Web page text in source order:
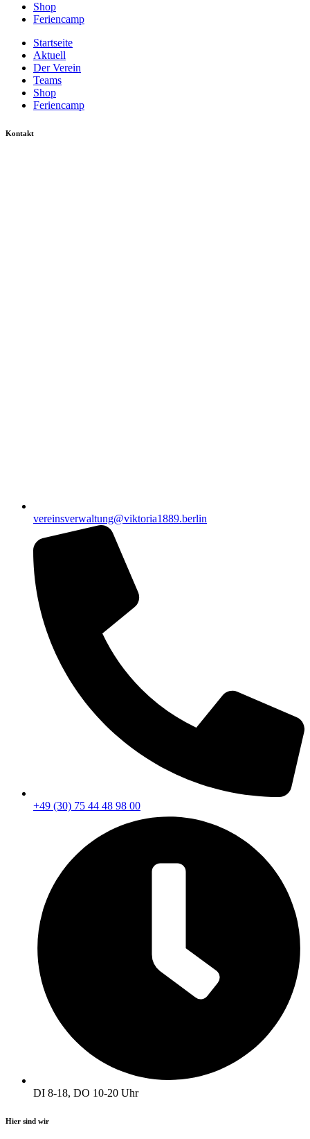
Shop
Feriencamp
Startseite
Aktuell
Der Verein
Teams
Shop
Feriencamp
Kontakt
vereinsverwaltung@viktoria1889.berlin
+49 (30) 75 44 48 98 00
DI 8-18, DO 10-20 Uhr
Hier sind wir